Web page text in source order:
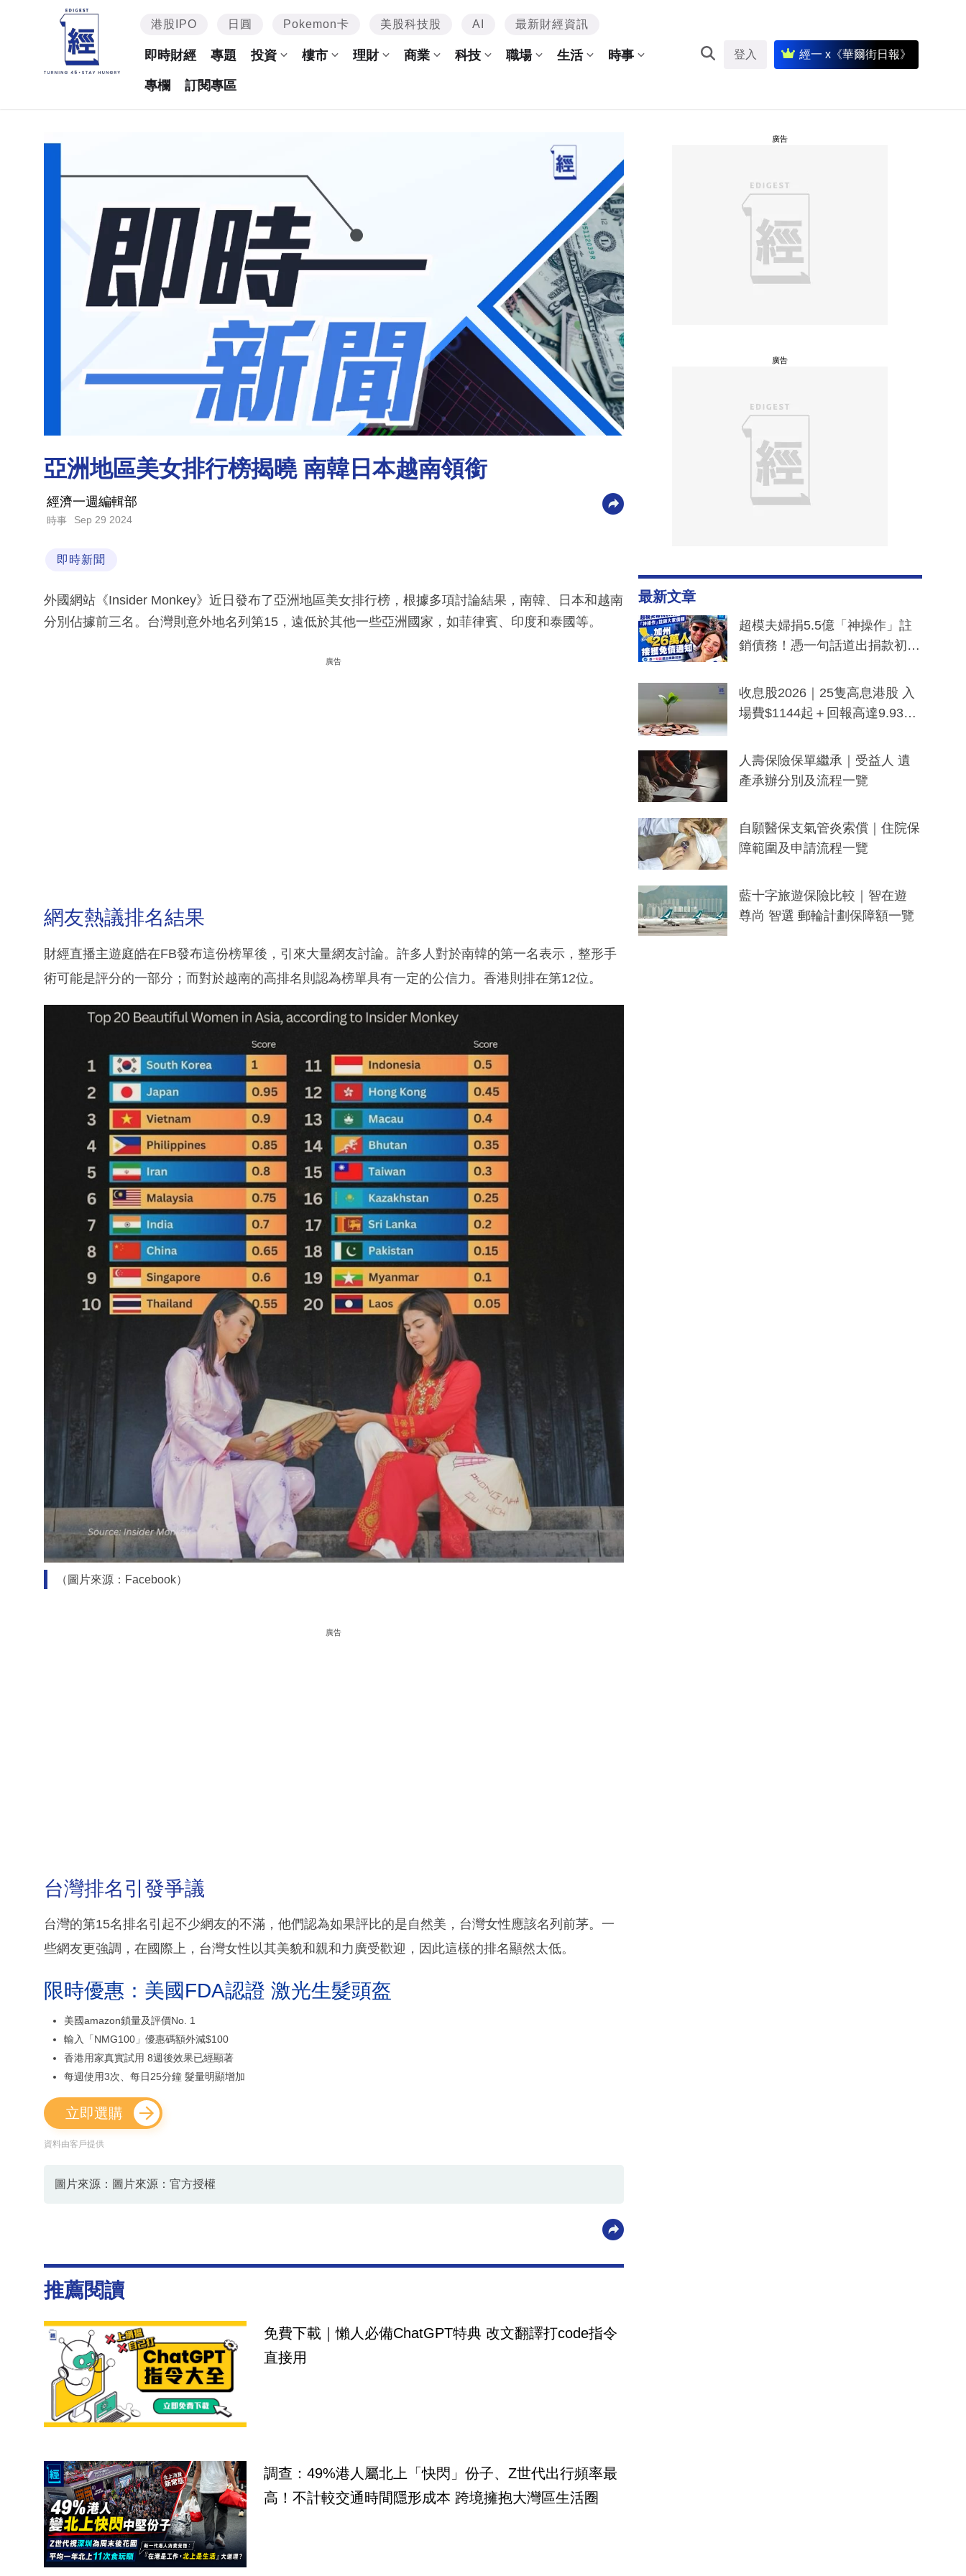
港股IPO 日圓 Pokemon卡 美股科技股 AI 最新財經資訊
即時財經 專題 投資 樓市 理財 商業 科技 職場 生活 時事
專欄 訂閱專區
登入 經一 x《華爾街日報》
亞洲地區美女排行榜揭曉 南韓日本越南領銜
經濟一週編輯部
時事 Sep 29 2024
即時新聞
外國網站《Insider Monkey》近日發布了亞洲地區美女排行榜，根據多項討論結果，南韓、日本和越南
分別佔據前三名。台灣則意外地名列第15，遠低於其他一些亞洲國家，如菲律賓、印度和泰國等。
廣告
網友熱議排名結果
財經直播主遊庭皓在FB發布這份榜單後，引來大量網友討論。許多人對於南韓的第一名表示，整形手
術可能是評分的一部分；而對於越南的高排名則認為榜單具有一定的公信力。香港則排在第12位。
（圖片來源：Facebook）
廣告
台灣排名引發爭議
台灣的第15名排名引起不少網友的不滿，他們認為如果評比的是自然美，台灣女性應該名列前茅。一
些網友更強調，在國際上，台灣女性以其美貌和親和力廣受歡迎，因此這樣的排名顯然太低。
限時優惠：美國FDA認證 激光生髮頭盔
美國amazon鎖量及評價No. 1
輸入「NMG100」優惠碼額外減$100
香港用家真實試用 8週後效果已經顯著
每週使用3次、每日25分鐘 髮量明顯增加
立即選購
資料由客戶提供
圖片來源：圖片來源：官方授權
推薦閱讀
免費下載｜懶人必備ChatGPT特典 改文翻譯打code指令
直接用
調查：49%港人屬北上「快閃」份子、Z世代出行頻率最
高！不計較交通時間隱形成本 跨境擁抱大灣區生活圈
廣告
廣告
最新文章
超模夫婦捐5.5億「神操作」註
銷債務！憑一句話道出捐款初
一度被誤當詐騙手段
收息股2026｜25隻高息港股 入
場費$1144起＋回報高達9.93
人壽保險保單繼承｜受益人 遺
產承辦分別及流程一覽
自願醫保支氣管炎索償｜住院保
障範圍及申請流程一覽
藍十字旅遊保險比較｜智在遊
尊尚 智選 郵輪計劃保障額一覽